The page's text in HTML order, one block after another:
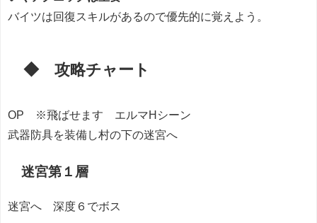
バイツは回復スキルがあるので優先的に覚えよう。
◆ 攻略チャート
OP ※飛ばせます エルマHシーン
武器防具を装備し村の下の迷宮へ
迷宮第１層
迷宮へ 深度６でボス